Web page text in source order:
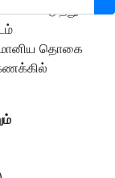
கொடுத்து
மானிய தொகை